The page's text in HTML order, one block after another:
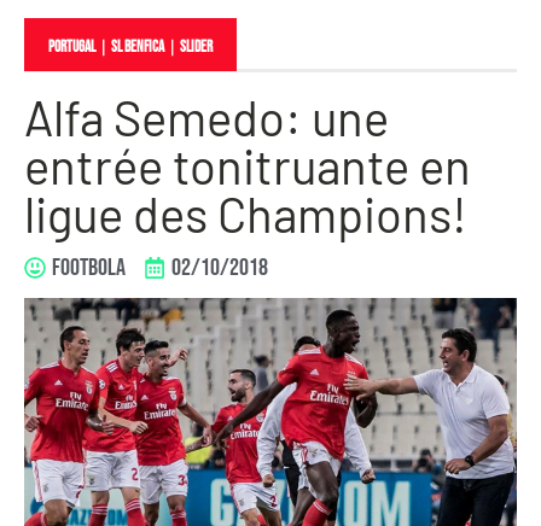
Portugal｜ SL Benfica｜ slider
Alfa Semedo: une
entrée tonitruante en
ligue des Champions!
FOOTBOLA 02/10/2018